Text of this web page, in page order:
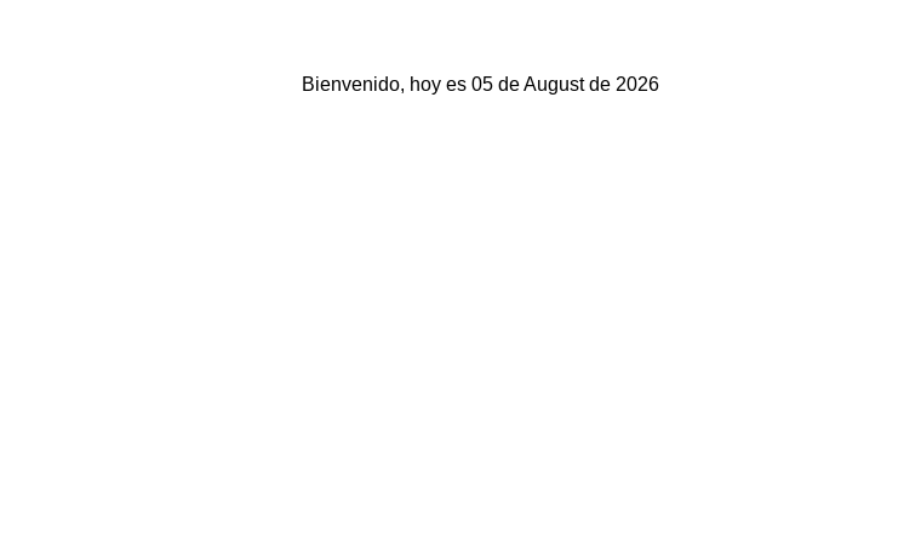
Bienvenido, hoy es 05 de August de 2026